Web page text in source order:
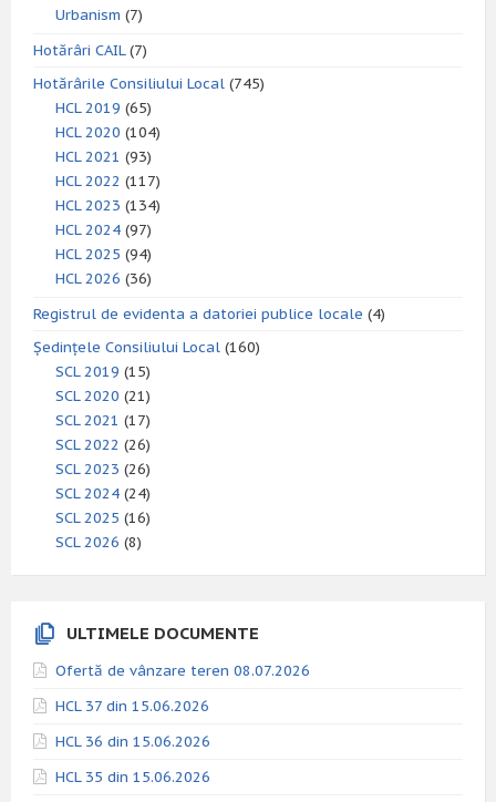
Urbanism (7)
Hotărâri CAIL(7)
Hotărârile Consiliului Local (745)
HCL 2019 (65)
HCL 2020 (104)
HCL 2021 (93)
HCL 2022 (117)
HCL 2023 (134)
HCL 2024 (97)
HCL 2025 (94)
HCL 2026 (36)
Registrul de evidenta a datoriei publice locale (4)
Ședințele Consiliului Local (160)
SCL 2019 (15)
SCL 2020 (21)
SCL 2021 (17)
SCL 2022 (26)
SCL 2023 (26)
SCL 2024 (24)
SCL 2025 (16)
SCL 2026 (8)
ULTIMELE DOCUMENTE
Ofertă de vânzare teren 08.07.2026
HCL 37 din 15.06.2026
HCL 36 din 15.06.2026
HCL 35 din 15.06.2026